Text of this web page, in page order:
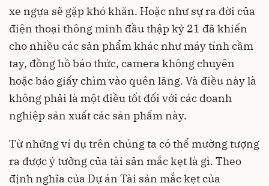
xe ngựa sẽ gặp khó khăn. Hoặc như sự ra đời của
điện thoại thông minh đầu thập kỷ 21 đã khiến
cho nhiều các sản phẩm khác như máy tính cầm
tay, đồng hồ báo thức, camera không chuyên
hoặc báo giấy chìm vào quên lãng. Và điều này là
không phải là một điều tốt đối với các doanh
nghiệp sản xuất các sản phẩm này.
Từ những ví dụ trên chúng ta có thể mường tượng
ra được ý tưởng của tài sản mắc kẹt là gì. Theo
định nghĩa của Dự án Tài sản mắc kẹt của